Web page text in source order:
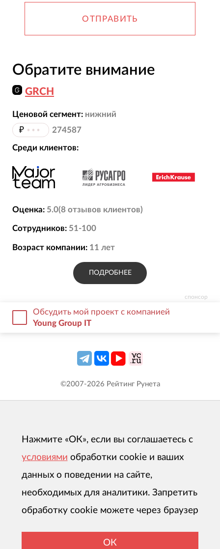
ОТПРАВИТЬ
спонсор
Обратите внимание
GRCH
Ценовой сегмент: нижний
₽ ••• 274587
Среди клиентов:
Оценка: 5.0(8 отзывов клиентов)
Сотрудников: 51-100
Возраст компании: 11 лет
ПОДРОБНЕЕ
Обсудить мой проект с компанией
Young Group IT
©2007-2026 Рейтинг Рунета
Нажмите «ОК», если вы соглашаетесь с
условиями обработки cookie и ваших
данных о поведении на сайте,
необходимых для аналитики. Запретить
обработку cookie можете через браузер
ОК